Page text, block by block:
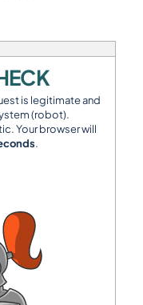
is legitimate and
(robot).
Your browser will
.